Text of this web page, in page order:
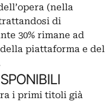
(nella
di
30% rimane ad
piattaforma e del
i primi titoli già